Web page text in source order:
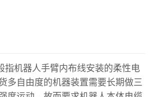
指机器人手臂内布线安装的柔性电
多自由度的机器装置需要长期做三